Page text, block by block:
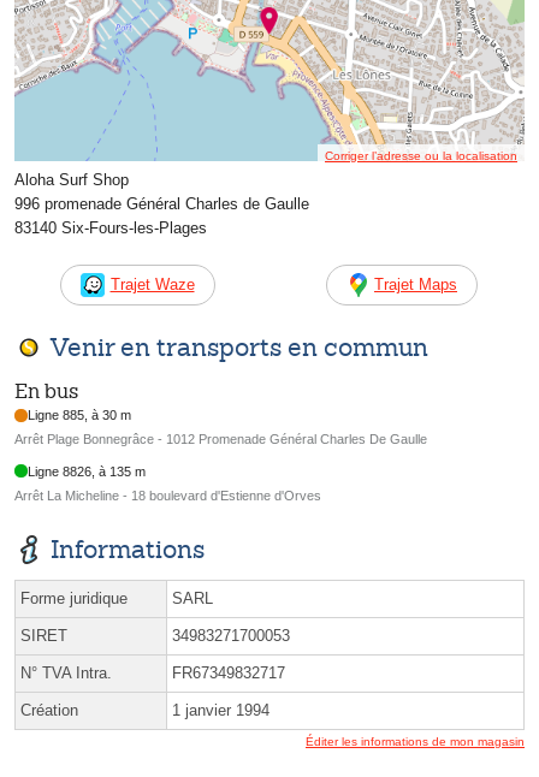
Corriger l’adresse ou la localisation
Aloha Surf Shop
996 promenade Général Charles de Gaulle
83140 Six-Fours-les-Plages
Trajet Waze Trajet Maps
Venir en transports en commun
En bus
Ligne 885, à 30 m
Arrêt Plage Bonnegrâce - 1012 Promenade Général Charles De Gaulle
Ligne 8826, à 135 m
Arrêt La Micheline - 18 boulevard d'Estienne d'Orves
Informations
Forme juridique SARL
SIRET 34983271700053
N° TVA Intra. FR67349832717
Création 1 janvier 1994
Éditer les informations de mon magasin